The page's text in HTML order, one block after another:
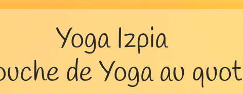
Yoga Izpia
de Yoga au